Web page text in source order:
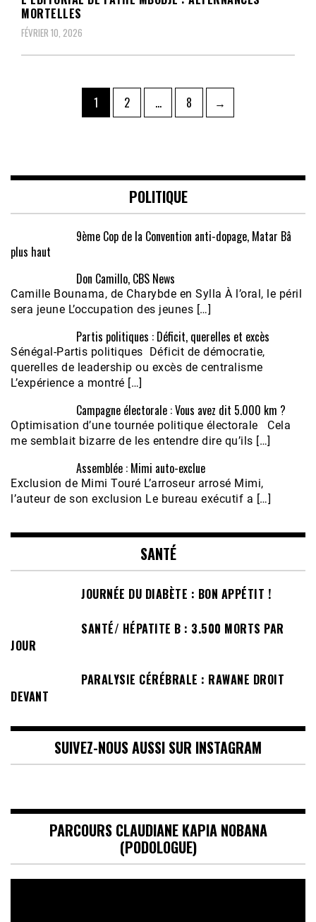
MORTELLES
FÉVRIER 10, 2026
Page
1 Page
2 … Page
8 →
POLITIQUE
9ème Cop de la Convention anti-dopage, Matar Bâ
plus haut
Don Camillo, CBS News
Camille Bounama, de Charybde en Sylla À l’oral, le péril
sera jeune L’occupation des jeunes […]
Partis politiques : Déficit, querelles et excès
Sénégal-Partis politiques Déficit de démocratie,
querelles de leadership ou excès de centralisme
L’expérience a montré […]
Campagne électorale : Vous avez dit 5.000 km ?
Optimisation d’une tournée politique électorale Cela
me semblait bizarre de les entendre dire qu’ils […]
Assemblée : Mimi auto-exclue
Exclusion de Mimi Touré L’arroseur arrosé Mimi,
l’auteur de son exclusion Le bureau exécutif a […]
SANTÉ
JOURNÉE DU DIABÈTE : BON APPÉTIT !
SANTÉ/ HÉPATITE B : 3.500 MORTS PAR
JOUR
PARALYSIE CÉRÉBRALE : RAWANE DROIT
DEVANT
SUIVEZ-NOUS AUSSI SUR INSTAGRAM
PARCOURS CLAUDIANE KAPIA NOBANA
(PODOLOGUE)